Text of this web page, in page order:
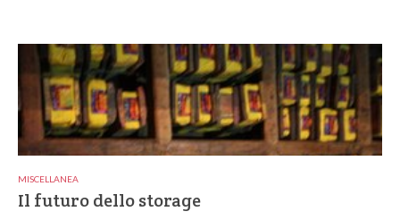
MISCELLANEA
Il futuro dello storage